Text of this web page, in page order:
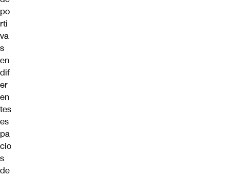
po
rti
va
s
en
dif
er
en
tes
es
pa
cio
s
de